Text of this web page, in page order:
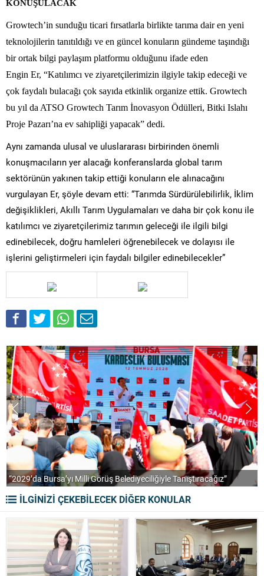
KONUŞULACAK
Growtech’in sunduğu ticari fırsatlarla birlikte tarıma dair en yeni
teknolojilerin tanıtıldığı ve en güncel konuların gündeme taşındığı
bir ortak bilgi paylaşım platformu olduğunu ifade eden
Engin Er, “Katılımcı ve ziyaretçilerimizin ilgiyle takip edeceği ve
çok faydalı bulacağı çok sayıda etkinlik organize ettik. Growtech
bu yıl da ATSO Growtech Tarım İnovasyon Ödülleri, Bitki Islahı
Proje Pazarı’na ev sahipliği yapacak” dedi.
Aynı zamanda ulusal ve uluslararası birbirinden önemli
konuşmacıların yer alacağı konferanslarda global tarım
sektörünün yakınen takip ettiği konuların ele alınacağını
vurgulayan Er, şöyle devam etti: “Tarımda Sürdürülebilirlik, İklim
değişiklikleri, Akıllı Tarım Uygulamaları ve daha bir çok konu ile
katılımcı ve ziyaretçilerimiz tarımın geleceği ile ilgili bilgi
edinebilecek, doğru hamleleri öğrenebilecek ve dolayısı ile
işlerini geliştirmeleri için faydalı bilgiler edinebilecekler”
“2029’da Bursa’yı Milli Görüş Belediyeciliğiyle Tanıştıracağız”
İLGİNİZİ ÇEKEBİLECEK DİĞER KONULAR